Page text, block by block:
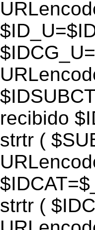
recibido
strtr (
strtr (